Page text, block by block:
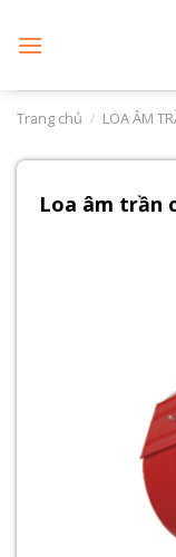
Trang chủ / LOA ÂM
Loa âm trần